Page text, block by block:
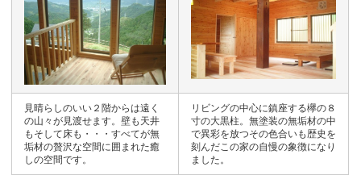
見晴らしのいい２階からは遠く
の山々が見渡せます。壁も天井
もそして床も・・・すべてが無
垢材の贅沢な空間に囲まれた癒
しの空間です。
リビングの中心に鎮座する欅の８
寸の大黒柱。無塗装の無垢材の中
で異彩を放つその色合いも歴史を
刻んだこの家の自慢の象徴になり
ました。